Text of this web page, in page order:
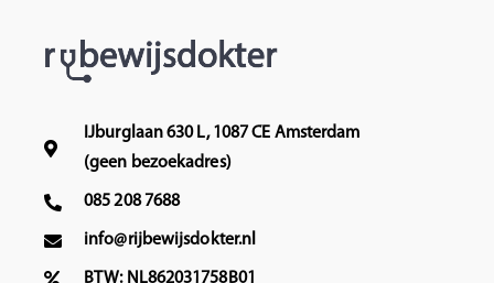
IJburglaan 630 L, 1087 CE Amsterdam
(geen bezoekadres)
085 208 7688
info@rijbewijsdokter.nl
BTW: NL862031758B01